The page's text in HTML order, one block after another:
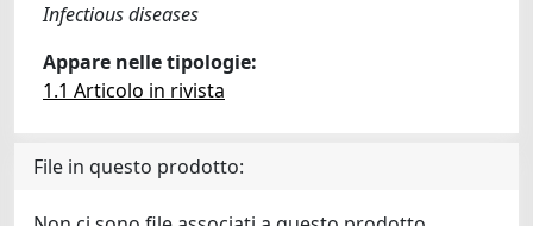
Infectious diseases
Appare nelle tipologie:
1.1 Articolo in rivista
File in questo prodotto: